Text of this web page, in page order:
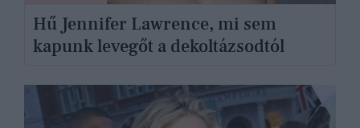
Hű Jennifer Lawrence, mi sem
kapunk levegőt a dekoltázsodtól